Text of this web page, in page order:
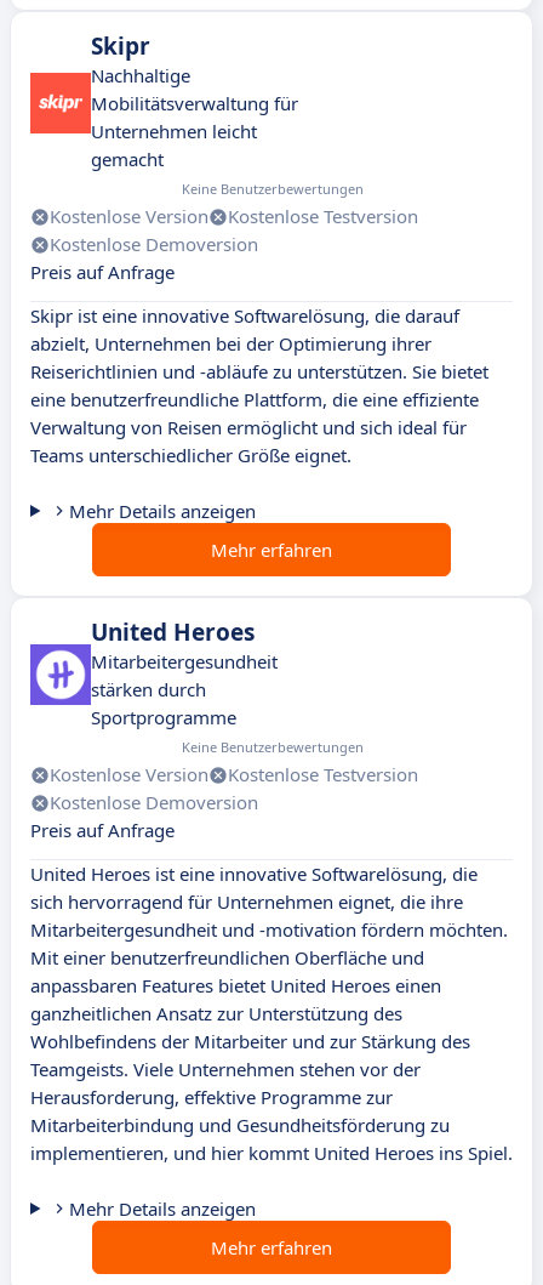
Skipr
Nachhaltige
Mobilitätsverwaltung für
Unternehmen leicht
gemacht
Keine Benutzerbewertungen
Kostenlose Version
Kostenlose Testversion
Kostenlose Demoversion
Preis auf Anfrage
Skipr ist eine innovative Softwarelösung, die darauf
abzielt, Unternehmen bei der Optimierung ihrer
Reiserichtlinien und -abläufe zu unterstützen. Sie bietet
eine benutzerfreundliche Plattform, die eine effiziente
Verwaltung von Reisen ermöglicht und sich ideal für
Teams unterschiedlicher Größe eignet.
Mehr Details anzeigen
Mehr erfahren
United Heroes
Mitarbeitergesundheit
stärken durch
Sportprogramme
Keine Benutzerbewertungen
Kostenlose Version
Kostenlose Testversion
Kostenlose Demoversion
Preis auf Anfrage
United Heroes ist eine innovative Softwarelösung, die
sich hervorragend für Unternehmen eignet, die ihre
Mitarbeitergesundheit und -motivation fördern möchten.
Mit einer benutzerfreundlichen Oberfläche und
anpassbaren Features bietet United Heroes einen
ganzheitlichen Ansatz zur Unterstützung des
Wohlbefindens der Mitarbeiter und zur Stärkung des
Teamgeists. Viele Unternehmen stehen vor der
Herausforderung, effektive Programme zur
Mitarbeiterbindung und Gesundheitsförderung zu
implementieren, und hier kommt United Heroes ins Spiel.
Mehr Details anzeigen
Mehr erfahren